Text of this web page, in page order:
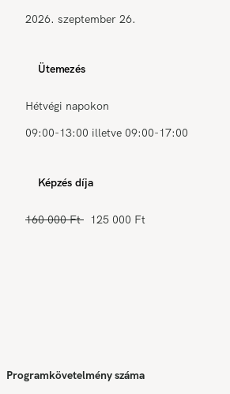
2026. szeptember 26.
Ütemezés
Hétvégi napokon
09:00-13:00 illetve 09:00-17:00
Képzés díja
160 000 Ft 125 000 Ft
Programkövetelmény száma